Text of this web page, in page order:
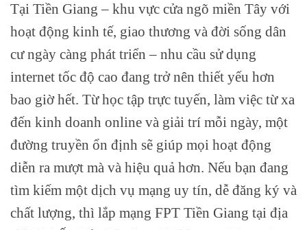
Tại Tiền Giang – khu vực cửa ngõ miền Tây với
hoạt động kinh tế, giao thương và đời sống dân
cư ngày càng phát triển – nhu cầu sử dụng
internet tốc độ cao đang trở nên thiết yếu hơn
bao giờ hết. Từ học tập trực tuyến, làm việc từ xa
đến kinh doanh online và giải trí mỗi ngày, một
đường truyền ổn định sẽ giúp mọi hoạt động
diễn ra mượt mà và hiệu quả hơn. Nếu bạn đang
tìm kiếm một dịch vụ mạng uy tín, dễ đăng ký và
chất lượng, thì lắp mạng FPT Tiền Giang tại địa